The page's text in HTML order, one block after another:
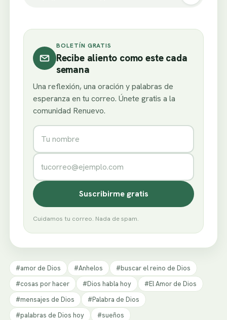
BOLETÍN GRATIS
Recibe aliento como este cada
semana
Una reflexión, una oración y palabras de
esperanza en tu correo. Únete gratis a la
comunidad Renuevo.
Nombre
Correo electrónico
Suscribirme gratis
Cuidamos tu correo. Nada de spam.
#amor de Dios #Anhelos
#buscar el reino de Dios
#cosas por hacer
#Dios habla hoy
#El Amor de Dios
#mensajes de Dios
#Palabra de Dios
#palabras de Dios hoy
#sueños